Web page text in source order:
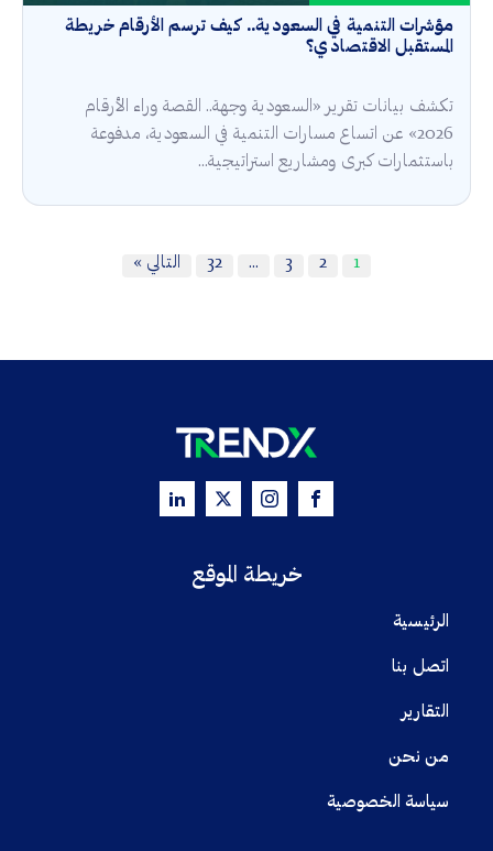
مؤشرات التنمية في السعودية.. كيف ترسم الأرقام خريطة
المستقبل الاقتصادي؟
تكشف بيانات تقرير «السعودية وجهة.. القصة وراء الأرقام
2026» عن اتساع مسارات التنمية في السعودية، مدفوعة
باستثمارات كبرى ومشاريع استراتيجية...
1
2
3
…
32 التالي »
خريطة الموقع
الرئيسية
اتصل بنا
التقارير
من نحن
سياسة الخصوصية